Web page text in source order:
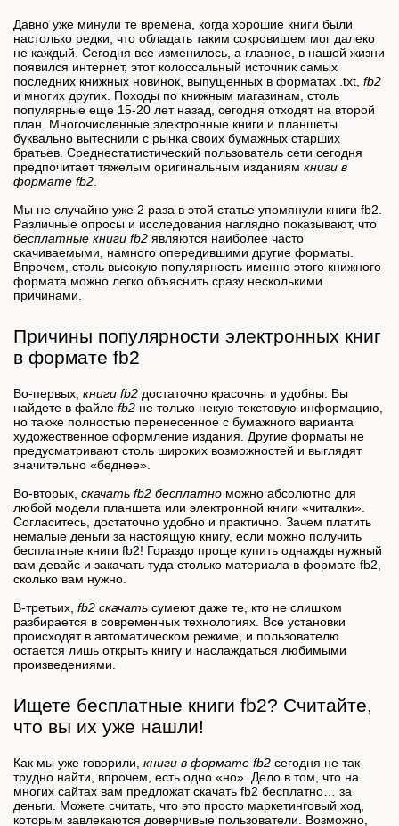
Давно уже минули те времена, когда хорошие книги были
настолько редки, что обладать таким сокровищем мог далеко
не каждый. Сегодня все изменилось, а главное, в нашей жизни
появился интернет, этот колоссальный источник самых
последних книжных новинок, выпущенных в форматах .txt, fb2
и многих других. Походы по книжным магазинам, столь
популярные еще 15-20 лет назад, сегодня отходят на второй
план. Многочисленные электронные книги и планшеты
буквально вытеснили с рынка своих бумажных старших
братьев. Среднестатистический пользователь сети сегодня
предпочитает тяжелым оригинальным изданиям книги в
формате fb2
Мы не случайно уже 2 раза в этой статье упомянули книги fb2.
Различные опросы и исследования наглядно показывают, что
бесплатные книги fb2 являются наиболее часто
скачиваемыми, намного опередившими другие форматы.
Впрочем, столь высокую популярность именно этого книжного
формата можно легко объяснить сразу несколькими
причинами.
Причины популярности электронных книг
в формате fb2
Во-первых, книги fb2 достаточно красочны и удобны. Вы
найдете в файле fb2 не только некую текстовую информацию,
но также полностью перенесенное с бумажного варианта
художественное оформление издания. Другие форматы не
предусматривают столь широких возможностей и выглядят
значительно «беднее».
Во-вторых, скачать fb2 бесплатно можно абсолютно для
любой модели планшета или электронной книги «читалки».
Согласитесь, достаточно удобно и практично. Зачем платить
немалые деньги за настоящую книгу, если можно получить
бесплатные книги fb2! Гораздо проще купить однажды нужный
вам девайс и закачать туда столько материала в формате fb2,
сколько вам нужно.
В-третьих, fb2 скачать сумеют даже те, кто не слишком
разбирается в современных технологиях. Все установки
происходят в автоматическом режиме, и пользователю
остается лишь открыть книгу и наслаждаться любимыми
произведениями.
Ищете бесплатные книги fb2? Считайте,
что вы их уже нашли!
Как мы уже говорили, книги в формате fb2 сегодня не так
трудно найти, впрочем, есть одно «но». Дело в том, что на
многих сайтах вам предложат скачать fb2 бесплатно… за
деньги. Можете считать, что это просто маркетинговый ход,
которым завлекаются доверчивые пользователи. Возможно,